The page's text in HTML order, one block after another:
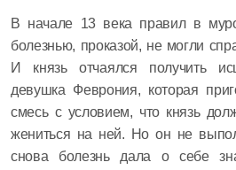
В начале 13 века правил в
болезнью, проказой, не могли
И князь отчаялся получить
девушка Феврония, которая
смесь с условием, что князь
жениться на ней. Но он не
снова болезнь дала о себе